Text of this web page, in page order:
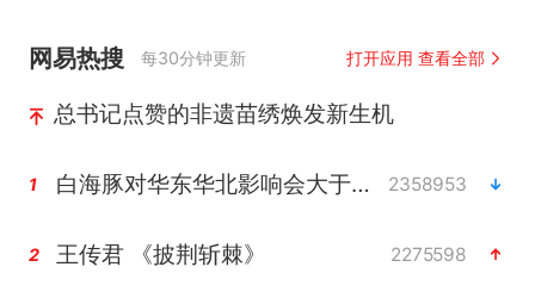
网易热搜 每30分钟更新 打开应用 查看全部
总书记点赞的非遗苗绣焕发新生机
1 白海豚对华东华北影响会大于巴威 2358953
2 王传君 《披荆斩棘》 2275598